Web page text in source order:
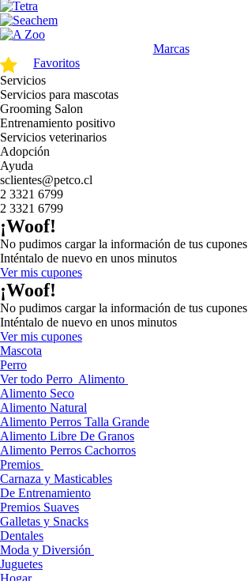
Marcas
Favoritos
Servicios
Servicios para mascotas
Grooming Salon
Entrenamiento positivo
Servicios veterinarios
Adopción
Ayuda
sclientes@petco.cl
2 3321 6799
2 3321 6799
¡Woof!
No pudimos cargar la información de tus cupones
Inténtalo de nuevo en unos minutos
Ver mis cupones
¡Woof!
No pudimos cargar la información de tus cupones
Inténtalo de nuevo en unos minutos
Ver mis cupones
Mascota
Perro
Ver todo Perro Alimento
Alimento Seco
Alimento Natural
Alimento Perros Talla Grande
Alimento Libre De Granos
Alimento Perros Cachorros
Premios
Carnaza y Masticables
De Entrenamiento
Premios Suaves
Galletas y Snacks
Dentales
Moda y Diversión
Juguetes
Hogar